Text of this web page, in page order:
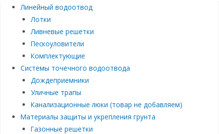
Линейный водоотвод
Лотки
Ливневые решетки
Пескоуловители
Комплектующие
Системы точечного водоотвода
Дождеприемники
Уличные трапы
Канализационные люки (товар не добавляем)
Материалы защиты и укрепления грунта
Газонные решетки